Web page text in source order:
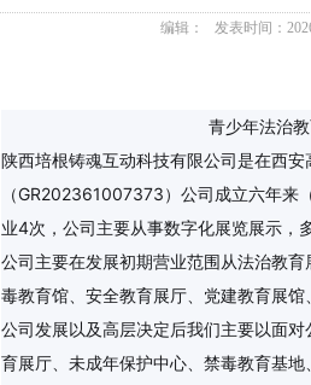
• 普法教育展厅设计建设企业
吸收天花板
方咨询退款难吗】我们接受社
编辑： 发表时间：
青少年法治教育展厅设
陕西培根铸魂互动科技有限公司是在西
（GR202361007373）公司成立六年来
业4次，公司主要从事数字化展览展示，
公司主要在发展初期营业范围从法治教
毒教育馆、安全教育展厅、党建教育展
公司发展以及高层决定后我们主要以面
育展厅、未成年保护中心、禁毒教育基地